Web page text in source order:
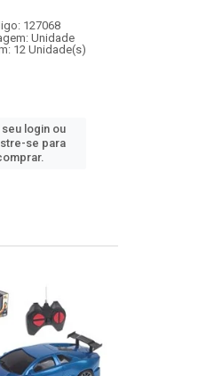
127068
Unidade
12 Unidade(s)
seu login ou
se para